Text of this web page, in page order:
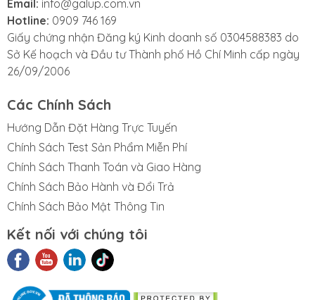
Email: info@galup.com.vn
Hotline: 0909 746 169
Giấy chứng nhận Đăng ký Kinh doanh số 0304588383 do
Sở Kế hoạch và Đầu tư Thành phố Hồ Chí Minh cấp ngày
26/09/2006
Các Chính Sách
Hướng Dẫn Đặt Hàng Trực Tuyến
Chính Sách Test Sản Phẩm Miễn Phí
Chính Sách Thanh Toán và Giao Hàng
Chính Sách Bảo Hành và Đổi Trả
Chính Sách Bảo Mật Thông Tin
Kết nối với chúng tôi